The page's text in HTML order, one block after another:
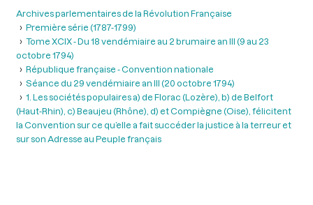
Archives parlementaires de la Révolution Française
Première série (1787-1799)
Tome XCIX - Du 18 vendémiaire au 2 brumaire an III (9 au 23
octobre 1794)
République française - Convention nationale
Séance du 29 vendémiaire an III (20 octobre 1794)
1. Les sociétés populaires a) de Florac (Lozère), b) de Belfort
(Haut-Rhin), c) Beaujeu (Rhône), d) et Compiègne (Oise), félicitent
la Convention sur ce qu’elle a fait succéder la justice à la terreur et
sur son Adresse au Peuple français